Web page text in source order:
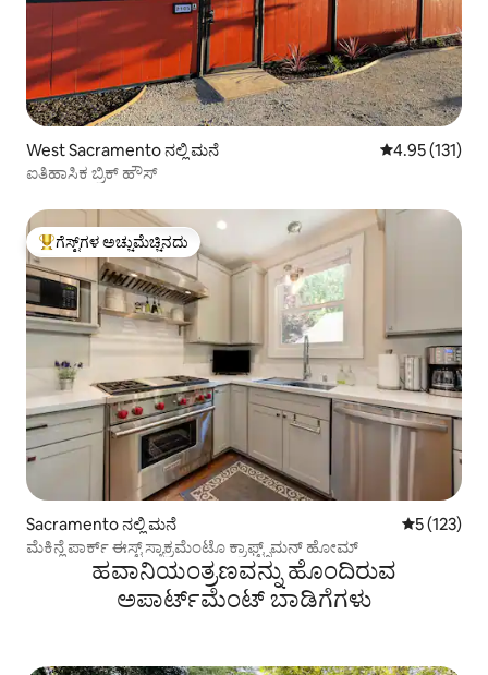
West Sacramento ನಲ್ಲಿ ಮನೆ 5 ರಲ್ಲಿ 4.95
4.95 (131)
ಐತಿಹಾಸಿಕ ಬ್ರಿಕ್ ಹೌಸ್
ಗೆಸ್ಟ್‌ಗಳಿಗೆ ಅತಿ ಹೆಚ್ಚು ಅಚ್ಚುಮೆಚ್ಚಿನದು
ಗೆಸ್ಟ್‌ಗಳ ಅಚ್ಚುಮೆಚ್ಚಿನದು
Sacramento ನಲ್ಲಿ ಮನೆ 5 ರಲ್ಲಿ 5
5 (123)
ಮೆಕಿನ್ಲೆ ಪಾರ್ಕ್ ಈಸ್ಟ್ ಸ್ಯಾಕ್ರಮೆಂಟೊ ಕ್ರಾಫ್ಟ್ಸ್‌ಮನ್ ಹೋಮ್
ಹವಾನಿಯಂತ್ರಣವನ್ನು ಹೊಂದಿರುವ
ಅಪಾರ್ಟ್‌ಮೆಂಟ್‌ ಬಾಡಿಗೆಗಳು